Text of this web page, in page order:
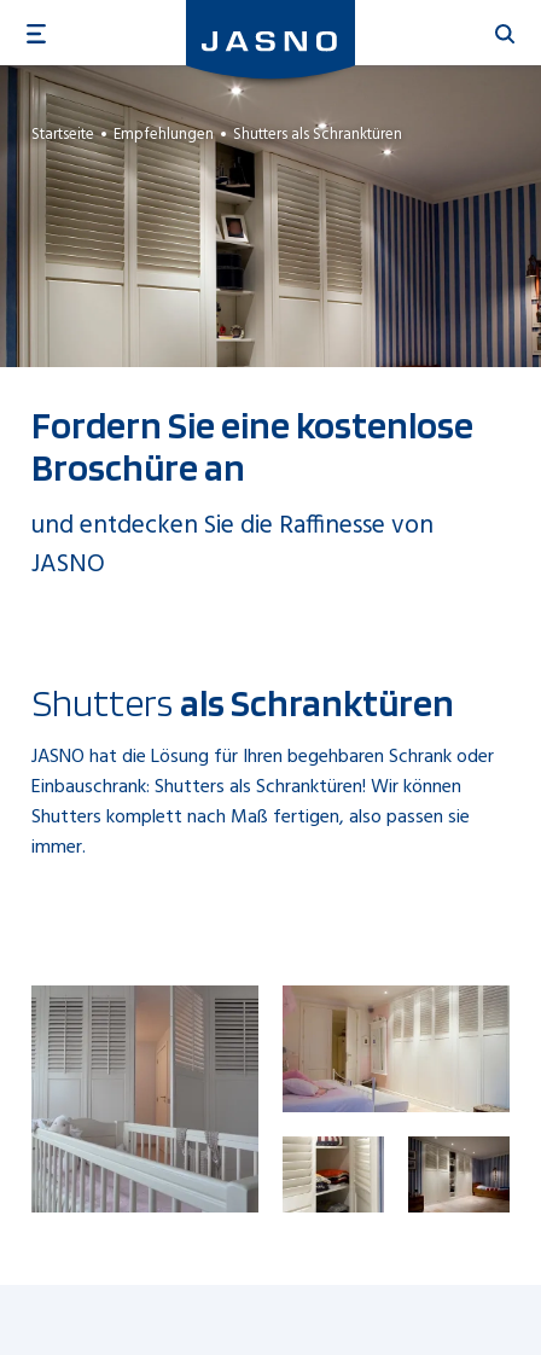
zum
Inhalt
Startseite Empfehlungen Shutters als Schranktüren
Fordern Sie eine kostenlose
Broschüre an
und entdecken Sie die Raffinesse von
JASNO
Shutters als Schranktüren
JASNO hat die Lösung für Ihren begehbaren Schrank oder
Einbauschrank: Shutters als Schranktüren! Wir können
Shutters komplett nach Maß fertigen, also passen sie
immer.